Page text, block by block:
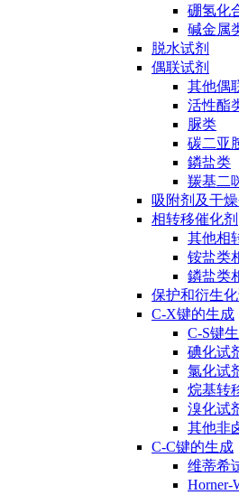
硼氢化
碱金属
脱水试剂
偶联试剂
其他偶
活性酯
脲类
碳二亚
鏻盐类
羰基二
吸附剂及干燥
相转移催化剂
其他相
铵盐类
鏻盐类
保护和衍生化
C-X键的生成
C-S键
碘化试
氯化试
烷基转
溴化试
其他非
C-C键的生成
维蒂希
Horner-